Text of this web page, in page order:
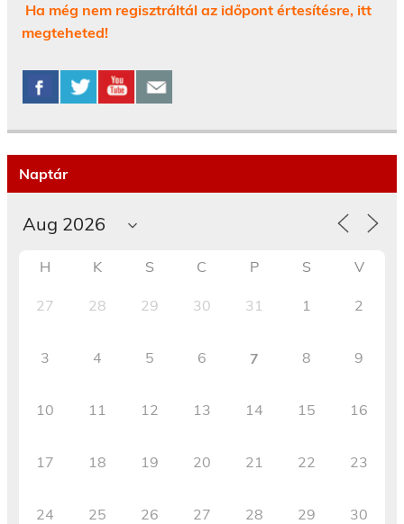
Ha még nem regisztráltál az időpont értesítésre, itt
megteheted!
Naptár
H K S C P S V
27 28 29 30 31 1 2
3 4 5 6 7 8 9
10 11 12 13 14 15 16
17 18 19 20 21 22 23
24 25 26 27 28 29 30